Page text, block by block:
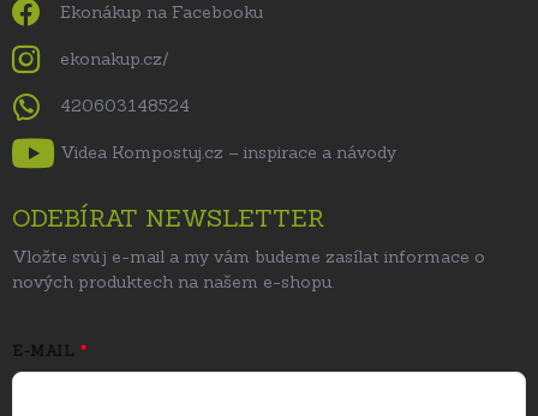
Ekonákup na Facebooku
ekonakup.cz/
420603148524
Videa Kompostuj.cz – inspirace a návody
ODEBÍRAT NEWSLETTER
Vložte svůj e-mail a my vám budeme zasílat informace o
nových produktech na našem e-shopu.
E-MAIL